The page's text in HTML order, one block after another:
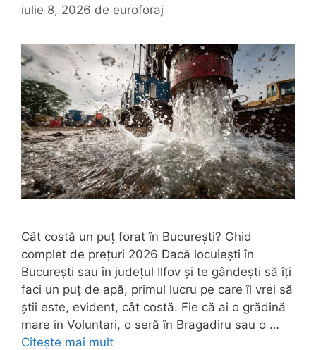
iulie 8, 2026 de euroforaj
Cât costă un puț forat în București? Ghid
complet de prețuri 2026 Dacă locuiești în
București sau în județul Ilfov și te gândești să îți
faci un puț de apă, primul lucru pe care îl vrei să
știi este, evident, cât costă. Fie că ai o grădină
mare în Voluntari, o seră în Bragadiru sau o …
Citește mai mult